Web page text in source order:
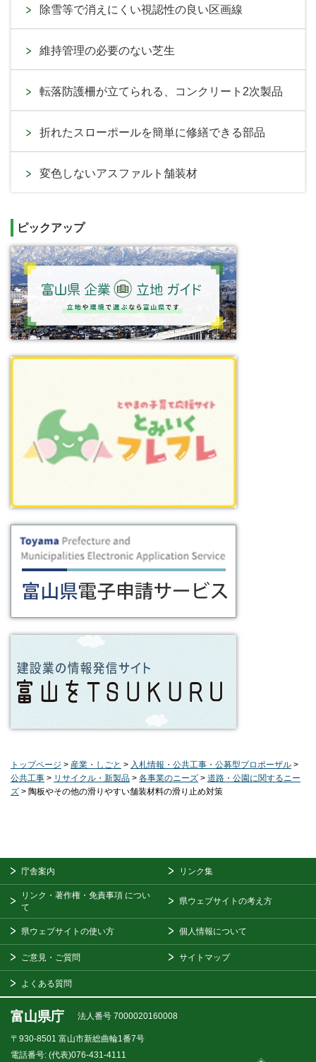
除雪等で消えにくい視認性の良い区画線
維持管理の必要のない芝生
転落防護柵が立てられる、コンクリート2次製品
折れたスローポールを簡単に修繕できる部品
変色しないアスファルト舗装材
ピックアップ
トップページ > 産業・しごと > 入札情報・公共工事・公募型プロポーザル >
公共工事 > リサイクル・新製品 > 各事業のニーズ > 道路・公園に関するニー
ズ > 陶板やその他の滑りやすい舗装材料の滑り止め対策
庁舎案内 リンク集
リンク・著作権・免責事項 につい
て
県ウェブサイトの考え方
県ウェブサイトの使い方 個人情報について
ご意見・ご質問 サイトマップ
よくある質問
富山県庁 法人番号 7000020160008
〒930-8501 富山市新総曲輪1番7号
電話番号: (代表)076-431-4111